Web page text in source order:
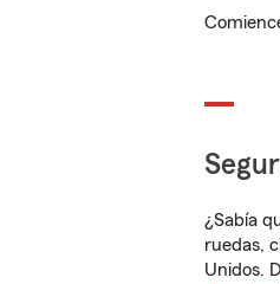
¿Sabía
ruedas,
Unidos.